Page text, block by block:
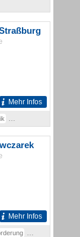
Mehr Infos
Mehr Infos